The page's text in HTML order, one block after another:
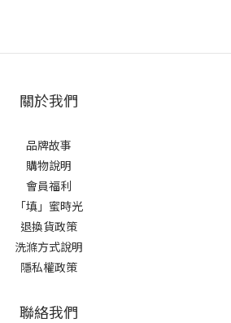
關於我們
品牌故事
購物說明
會員福利
「填」蜜時光
退換貨政策
洗滌方式說明
隱私權政策
聯絡我們